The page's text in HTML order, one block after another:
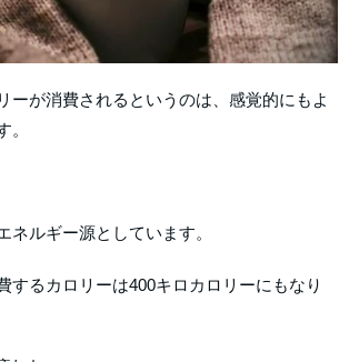
ーが消費されるというのは、感覚的にもよ
。
ネルギー源としています。
するカロリーは400キロカロリーにもなり